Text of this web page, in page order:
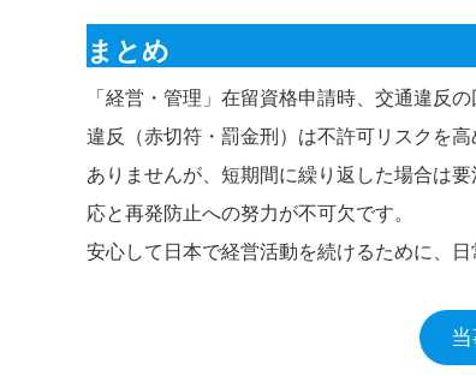
まとめ
「経営・管理」在留資格申請時、交通違反
違反（赤切符・罰金刑）は不許可リスクを
ありませんが、短期間に繰り返した場合は
応と再発防止への努力が不可欠です。
安心して日本で経営活動を続けるために、